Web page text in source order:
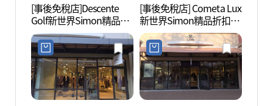
[事後免稅店]Descente
Golf新世界Simon精品折
扣購物中心坡州店(데상
트골프 신세계사이먼프
리미엄아울렛 파주점)
[事後免稅店] Cometa Lux
新世界Simon精品折扣購
物中心坡州店(코메타엘
엑스 신세계사이먼프리
미엄아울렛 파주점)